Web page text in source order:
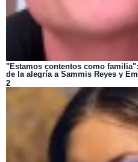
"Estamos contentos como
de la alegría a Sammis Reyes y
2